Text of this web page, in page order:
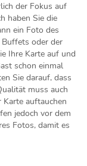
der Fokus auf
haben Sie die
ein Foto des
Buffets oder der
Ihre Karte auf und
schon einmal
Sie darauf, dass
muss auch
auftauchen
jedoch vor dem
Fotos, damit es